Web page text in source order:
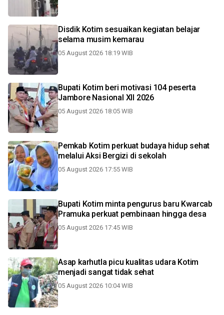
Disdik Kotim sesuaikan kegiatan belajar
selama musim kemarau
05 August 2026 18:19 WIB
Bupati Kotim beri motivasi 104 peserta
Jambore Nasional XII 2026
05 August 2026 18:05 WIB
Pemkab Kotim perkuat budaya hidup sehat
melalui Aksi Bergizi di sekolah
05 August 2026 17:55 WIB
Bupati Kotim minta pengurus baru Kwarcab
Pramuka perkuat pembinaan hingga desa
05 August 2026 17:45 WIB
Asap karhutla picu kualitas udara Kotim
menjadi sangat tidak sehat
05 August 2026 10:04 WIB